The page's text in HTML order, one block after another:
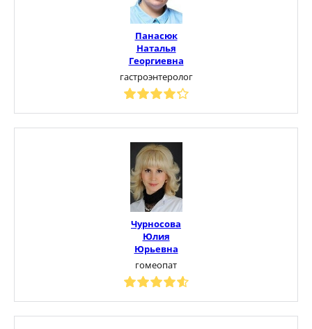
Панасюк
Наталья
Георгиевна
гастроэнтеролог
Чурносова
Юлия
Юрьевна
гомеопат